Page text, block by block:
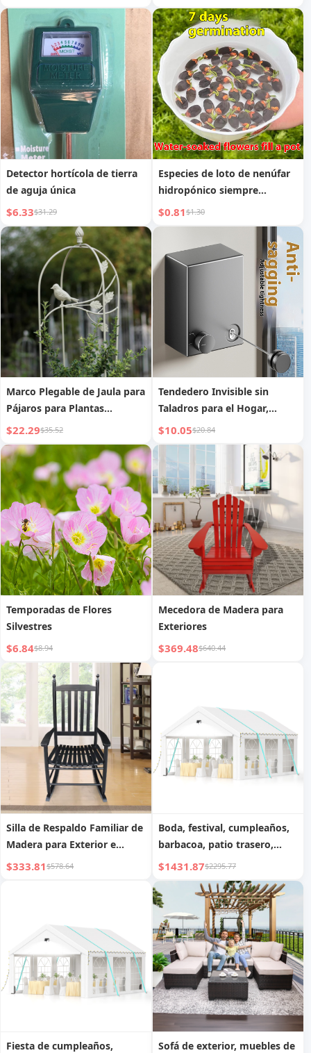
Detector hortícola de tierra
de aguja única
$6.33$31.29
Especies de loto de nenúfar
hidropónico siempre
florecientes
$0.81$1.30
Marco Plegable de Jaula para
Pájaros para Plantas
Trepadoras Decorativo para
Balcón
$22.29$35.52
Tendedero Invisible sin
Taladros para el Hogar,
Montado en la Pared del
Balcón, Artefacto de Secado
Multifuncional Retráctil para
Interiores
$10.05$20.84
Temporadas de Flores
Silvestres
$6.84$8.94
Mecedora de Madera para
Exteriores
$369.48$640.44
Silla de Respaldo Familiar de
Madera para Exterior e
Interior
$333.81$578.64
Boda, festival, cumpleaños,
barbacoa, patio trasero,
carpa nocturna, carpa para
fiestas
$1431.87$2295.77
Fiesta de cumpleaños,
Sofá de exterior, muebles de